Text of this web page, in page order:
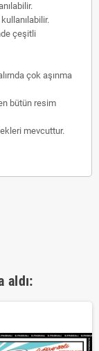
çeşitli
çok aşınma
bütün resim
mevcuttur.
aldı: